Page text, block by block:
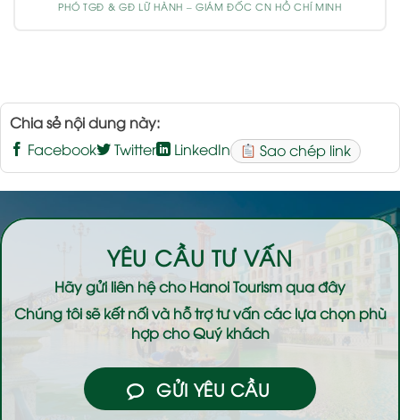
PHÓ TGĐ & GĐ LỮ HÀNH – GIÁM ĐỐC CN HỒ CHÍ MINH
Chia sẻ nội dung này:
Facebook
Twitter LinkedIn Sao chép link
YÊU CẦU TƯ VẤN
Hãy gửi liên hệ choHanoi Tourismqua đây
Chúng tôi sẽ kết nối và hỗ trợ tư vấn các lựa chọn phù
hợp cho Quý khách
GỬI YÊU CẦU